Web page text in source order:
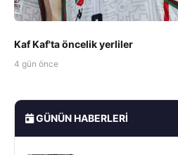
Kaf Kaf'ta öncelik yerliler
4 gün önce
GÜNÜN HABERLERI